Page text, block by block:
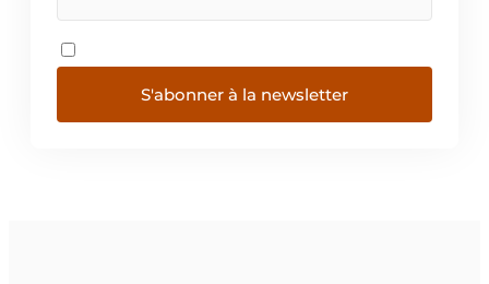
S'abonner à la newsletter